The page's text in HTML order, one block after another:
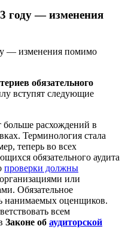
году — изменения
обязательного
вступят следующие
больше расхождений в
Терминология стала
теперь во всех
обязательного аудита
проверки должны
организациями или
Обязательное
нанимаемых оценщиков.
всем
Законе об аудиторской